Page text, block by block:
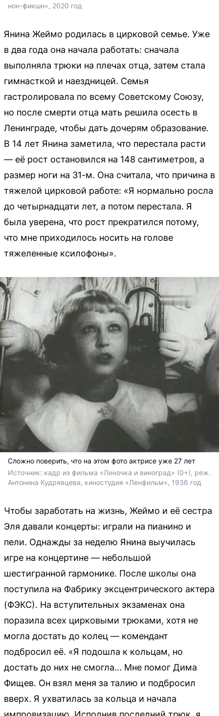
нон-фикшн», 2020 год
Янина Жеймо родилась в цирковой семье. Уже
в два года она начала работать: сначала
выполняла трюки на плечах отца, затем стала
гимнасткой и наездницей. Семья
гастролировала по всему Советскому Союзу,
но после смерти отца мать решила осесть в
Ленинграде, чтобы дать дочерям образование.
В 14 лет Янина заметила, что перестала расти
— её рост остановился на 148 сантиметров, а
размер ноги на 31-м. Она считала, что причина в
тяжелой цирковой работе: «Я нормально росла
до четырнадцати лет, а потом перестала. Я
была уверена, что рост прекратился потому,
что мне приходилось носить на голове
тяжеленные ксилофоны».
Сложно поверить, что на этом фото актрисе уже 27 лет
Источник: кадр из фильма «Леночка и виноград» (0+), реж.
Антонина Кудрявцева, киностудия «Ленфильм», 1936 год
Чтобы заработать на жизнь, Жеймо и её сестра
Эля давали концерты: играли на пианино и
пели. Однажды за неделю Янина выучилась
игре на концертине — небольшой
шестигранной гармонике. После школы она
поступила на Фабрику эксцентрического актера
(ФЭКС). На вступительных экзаменах она
поразила всех цирковыми трюками, хотя не
могла достать до колец — комендант
подбросил её. «Я подошла к кольцам, но
достать до них не смогла... Мне помог Дима
Фищев. Он взял меня за талию и подбросил
вверх. Я ухватилась за кольца и начала